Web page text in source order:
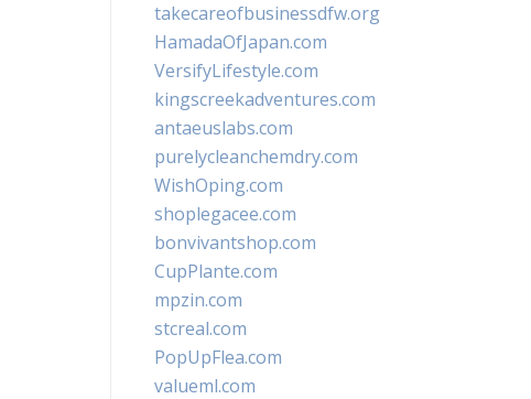
takecareofbusinessdfw.org
HamadaOfJapan.com
VersifyLifestyle.com
kingscreekadventures.com
antaeuslabs.com
purelycleanchemdry.com
WishOping.com
shoplegacee.com
bonvivantshop.com
CupPlante.com
mpzin.com
stcreal.com
PopUpFlea.com
valueml.com